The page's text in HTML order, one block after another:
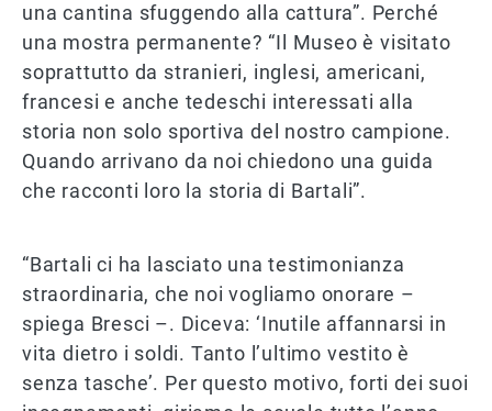
una cantina sfuggendo alla cattura”. Perché
una mostra permanente? “Il Museo è visitato
soprattutto da stranieri, inglesi, americani,
francesi e anche tedeschi interessati alla
storia non solo sportiva del nostro campione.
Quando arrivano da noi chiedono una guida
che racconti loro la storia di Bartali”.
“Bartali ci ha lasciato una testimonianza
straordinaria, che noi vogliamo onorare –
spiega Bresci –. Diceva: ‘Inutile affannarsi in
vita dietro i soldi. Tanto l’ultimo vestito è
senza tasche’. Per questo motivo, forti dei suoi